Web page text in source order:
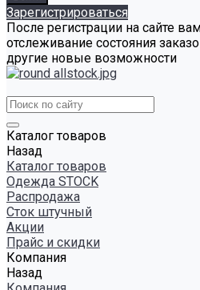
Зарегистрироваться
После регистрации на сайте
отслеживание состояния
другие новые возможности
Каталог товаров
Назад
Каталог товаров
Одежда STOCK
Распродажа
Сток штучный
Акции
Прайс и скидки
Компания
Назад